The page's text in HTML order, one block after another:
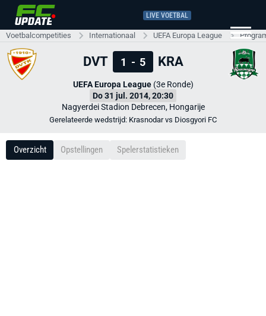
LIVE VOETBAL
Voetbalcompetities Internationaal UEFA Europa League
DVT 1 - 5 KRA
UEFA Europa League(3e Ronde)
Do 31 jul. 2014, 20:30
Nagyerdei Stadion Debrecen, Hongarije
Gerelateerde wedstrijd: Krasnodar vs Diosgyori FC
Overzicht Opstellingen Spelerstatistieken